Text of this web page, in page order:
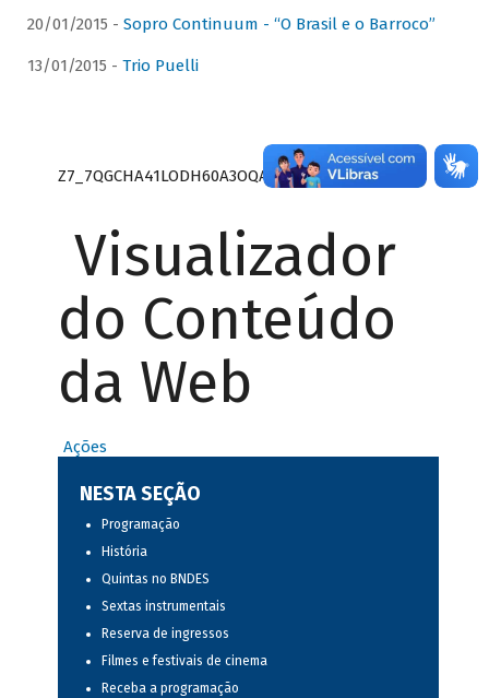
20/01/2015 - Sopro Continuum - “O Brasil e o Barroco”
13/01/2015 - Trio Puelli
Z7_7QGCHA41LODH60A3OQA8RN1415
Visualizador
do Conteúdo
da Web
Ações
NESTA SEÇÃO
Programação
História
Quintas no BNDES
Sextas instrumentais
Reserva de ingressos
Filmes e festivais de cinema
Receba a programação